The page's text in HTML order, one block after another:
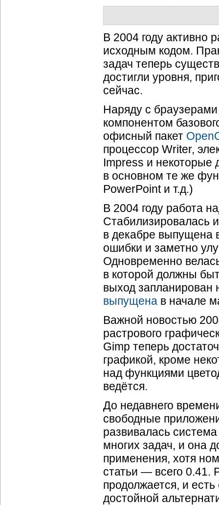
В 2004 году активно
исходным кодом.
задач теперь
достигли уровня,
сейчас.
Наряду с
компонентом
офисный пакет
процессор Writer,
Impress и некоторые
в основном те же
PowerPoint и т.д.)
В 2004 году работа
Стабилизировалась
в декабре выпущена
ошибки и заметно
Одновременно
в которой должны
выход запланирован
выпущена в начале
Важной новостью
растрового
Gimp теперь
графикой, кроме
над функциями
ведётся.
До недавнего
свободные
развивалась
многих задач, и она
применения, хотя
статьи — всего 0.41.
продолжается, и
достойной